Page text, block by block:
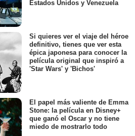
Estados Unidos y Venezuela
Si quieres ver el viaje del héroe
definitivo, tienes que ver esta
épica japonesa para conocer la
película original que inspiró a
'Star Wars' y 'Bichos'
El papel más valiente de Emma
Stone: la película en Disney+
que ganó el Oscar y no tiene
miedo de mostrarlo todo